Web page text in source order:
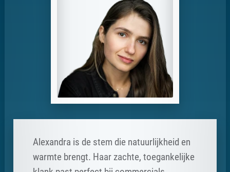
Alexandra is de stem die natuurlijkheid en
warmte brengt. Haar zachte, toegankelijke